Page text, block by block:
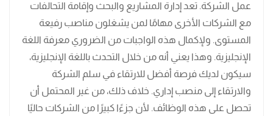
عمل الشركة. تعد إدارة المشاريع والبحث وإقامة التحالفات
مع الشركات الأخرى مهامًا لمن يشغلون مناصب رفيعة
المستوى. ولإكمال هذه الواجبات من الضروري معرفة اللغة
الإنجليزية. وهذا يعني أنه من خلال التحدث باللغة الإنجليزية،
سيكون لديك فرصة أفضل للارتقاء في سلم الشركة
والارتقاء إلى منصب إداري. خلاف ذلك، من غير المحتمل أن
تحصل على هذه الوظائف. لأن جزءًا كبيرًا من الشركات حاليًا